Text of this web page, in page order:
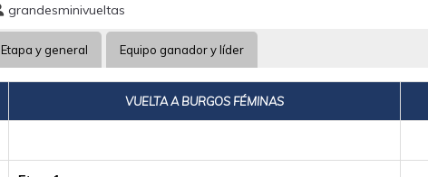
grandesminivueltas
Etapa y general Equipo ganador y líder
VUELTA A BURGOS FÉMINAS